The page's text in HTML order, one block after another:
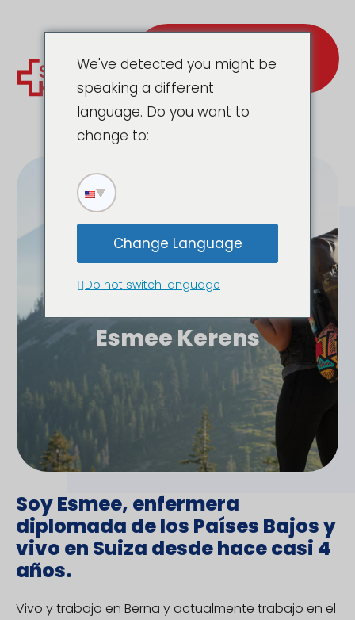
contacto con
nosotros
Historia especializada
Esmee Kerens
Soy Esmee, enfermera
diplomada de los Países Bajos y
vivo en Suiza desde hace casi 4
años.
Vivo y trabajo en Berna y actualmente trabajo en el
We've detected you might be
speaking a different
language. Do you want to
change to:
Change Language
Do not switch language